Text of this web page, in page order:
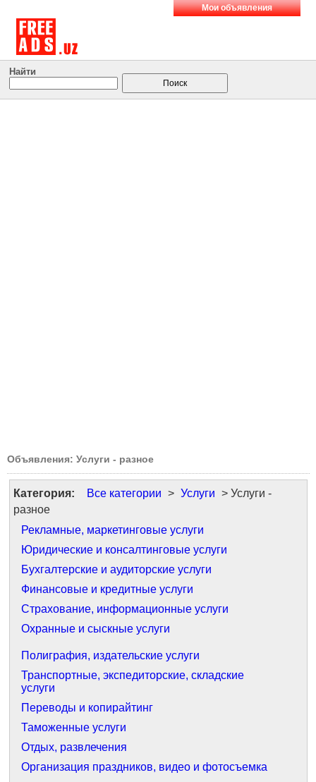
Мои объявления
Найти
Объявления: Услуги - разное
Категория: Все категории > Услуги > Услуги -
разное
Рекламные, маркетинговые услуги
Юридические и консалтинговые услуги
Бухгалтерские и аудиторские услуги
Финансовые и кредитные услуги
Страхование, информационные услуги
Охранные и сыскные услуги
Полиграфия, издательские услуги
Транспортные, экспедиторские, складские
услуги
Переводы и копирайтинг
Таможенные услуги
Отдых, развлечения
Организация праздников, видео и фотосъемка